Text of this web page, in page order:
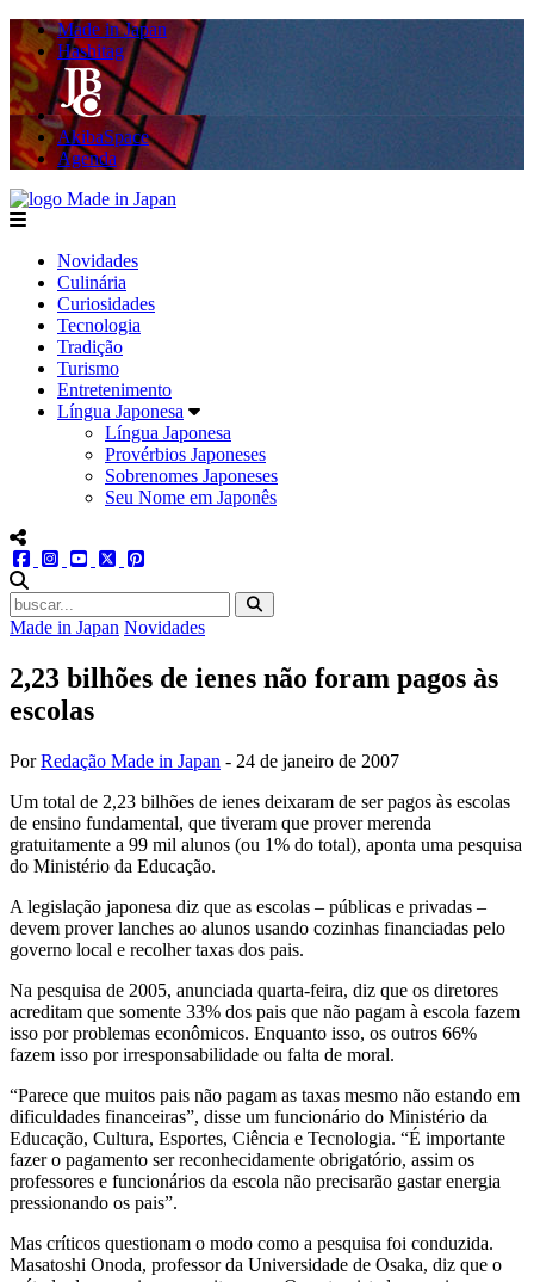
Made in Japan
Hashitag
AkibaSpace
Agenda
menu
Novidades
Culinária
Curiosidades
Tecnologia
Tradição
Turismo
Entretenimento
Língua Japonesa
Língua Japonesa
Provérbios Japoneses
Sobrenomes Japoneses
Seu Nome em Japonês
menu redes social
facebookinstagram
youtube
twitter
Made in Japan Novidades
2,23 bilhões de ienes não foram pagos às
escolas
PorRedação Made in Japan - 24 de janeiro de 2007
Um total de 2,23 bilhões de ienes deixaram de ser pagos às escolas
de ensino fundamental, que tiveram que prover merenda
gratuitamente a 99 mil alunos (ou 1% do total), aponta uma pesquisa
do Ministério da Educação.
A legislação japonesa diz que as escolas – públicas e privadas –
devem prover lanches ao alunos usando cozinhas financiadas pelo
governo local e recolher taxas dos pais.
Na pesquisa de 2005, anunciada quarta-feira, diz que os diretores
acreditam que somente 33% dos pais que não pagam à escola fazem
isso por problemas econômicos. Enquanto isso, os outros 66%
fazem isso por irresponsabilidade ou falta de moral.
“Parece que muitos pais não pagam as taxas mesmo não estando em
dificuldades financeiras”, disse um funcionário do Ministério da
Educação, Cultura, Esportes, Ciência e Tecnologia. “É importante
fazer o pagamento ser reconhecidamente obrigatório, assim os
professores e funcionários da escola não precisarão gastar energia
pressionando os pais”.
Mas críticos questionam o modo como a pesquisa foi conduzida.
Masatoshi Onoda, professor da Universidade de Osaka, diz que o